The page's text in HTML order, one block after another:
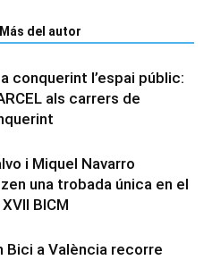
Más del autor
conquerint l’espai públic:
als carrers de
i Miquel Navarro
una trobada única en el
BICM
Bici a València recorre